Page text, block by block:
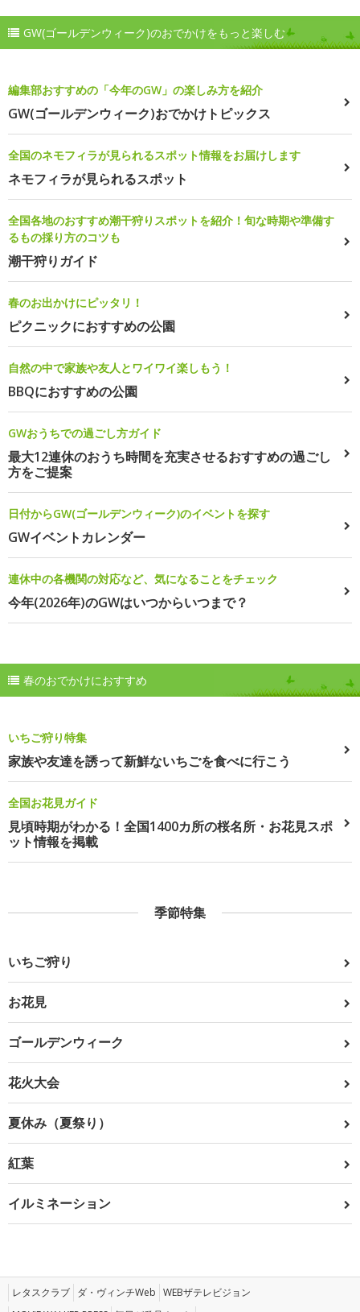
GW(ゴールデンウィーク)のおでかけをもっと楽しむ
編集部おすすめの「今年のGW」の楽しみ方を紹介
GW(ゴールデンウィーク)おでかけトピックス
全国のネモフィラが見られるスポット情報をお届けします
ネモフィラが見られるスポット
全国各地のおすすめ潮干狩りスポットを紹介！旬な時期や準備す
るもの採り方のコツも
潮干狩りガイド
春のお出かけにピッタリ！
ピクニックにおすすめの公園
自然の中で家族や友人とワイワイ楽しもう！
BBQにおすすめの公園
GWおうちでの過ごし方ガイド
最大12連休のおうち時間を充実させるおすすめの過ごし
方をご提案
日付からGW(ゴールデンウィーク)のイベントを探す
GWイベントカレンダー
連休中の各機関の対応など、気になることをチェック
今年(2026年)のGWはいつからいつまで？
春のおでかけにおすすめ
いちご狩り特集
家族や友達を誘って新鮮ないちごを食べに行こう
全国お花見ガイド
見頃時期がわかる！全国1400カ所の桜名所・お花見スポ
ット情報を掲載
季節特集
いちご狩り
お花見
ゴールデンウィーク
花火大会
夏休み（夏祭り）
紅葉
イルミネーション
レタスクラブ ダ・ヴィンチWeb WEBザテレビジョン